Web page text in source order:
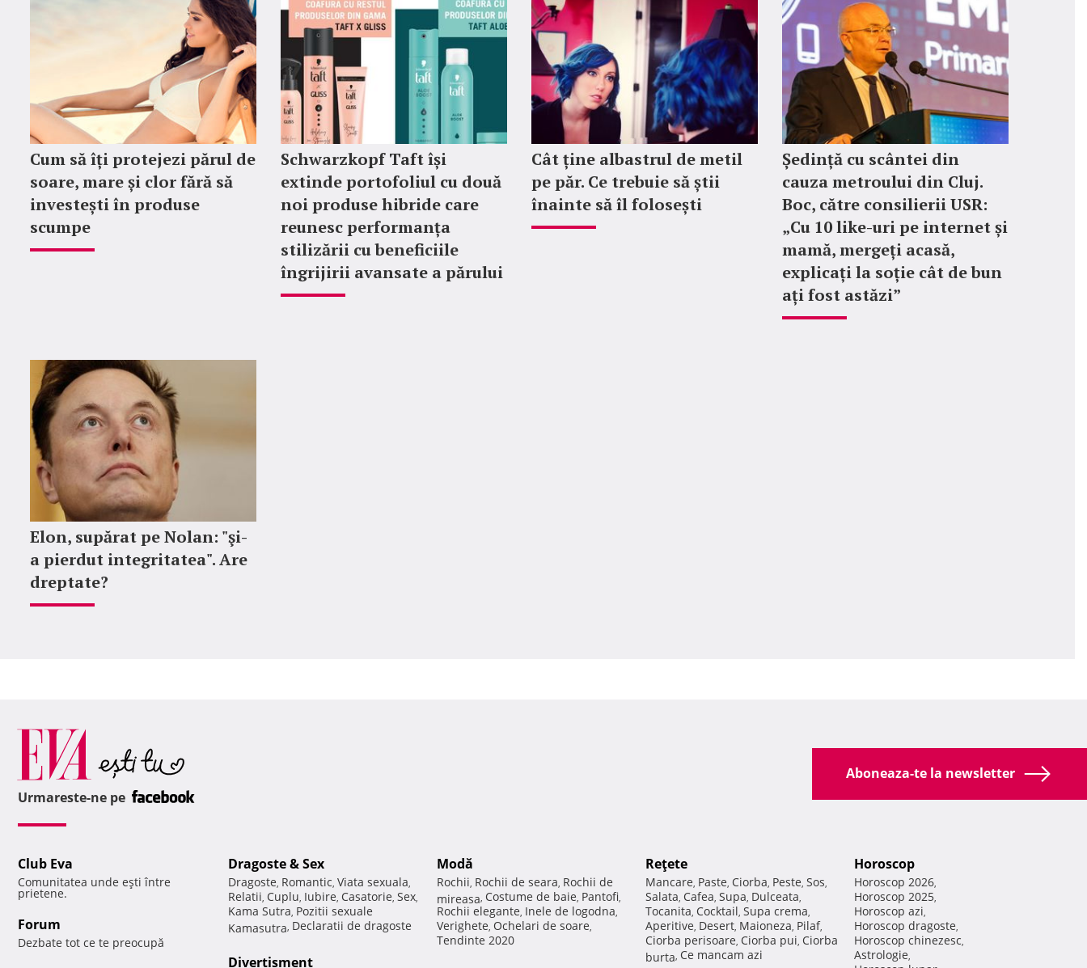
Cum să îți protejezi părul de
soare, mare și clor fără să
investești în produse
scumpe
Schwarzkopf Taft își
extinde portofoliul cu două
noi produse hibride care
reunesc performanța
stilizării cu beneficiile
îngrijirii avansate a părului
Cât ține albastrul de metil
pe păr. Ce trebuie să știi
înainte să îl folosești
Ședință cu scântei din
cauza metroului din Cluj.
Boc, către consilierii USR:
„Cu 10 like-uri pe internet și
mamă, mergeți acasă,
explicați la soție cât de bun
ați fost astăzi”
Elon, supărat pe Nolan: "şi-
a pierdut integritatea". Are
dreptate?
Aboneaza-te la newsletter
Urmareste-ne pe
Club Eva
Comunitatea unde eşti între
prietene.
Forum
Dezbate tot ce te preocupă
Dragoste & Sex
Dragoste, Romantic, Viata sexuala,
Relatii, Cuplu, Iubire, Casatorie, Sex,
Kama Sutra, Pozitii sexuale
Kamasutra, Declaratii de dragoste
Divertisment
Modă
Rochii, Rochii de seara, Rochii de
mireasa, Costume de baie, Pantofi,
Rochii elegante, Inele de logodna,
Verighete, Ochelari de soare,
Tendinte 2020
Reţete
Mancare, Paste, Ciorba, Peste, Sos,
Salata, Cafea, Supa, Dulceata,
Tocanita, Cocktail, Supa crema,
Aperitive, Desert, Maioneza, Pilaf,
Ciorba perisoare, Ciorba pui, Ciorba
burta, Ce mancam azi
Horoscop
Horoscop 2026,
Horoscop 2025,
Horoscop azi,
Horoscop dragoste,
Horoscop chinezesc,
Astrologie,